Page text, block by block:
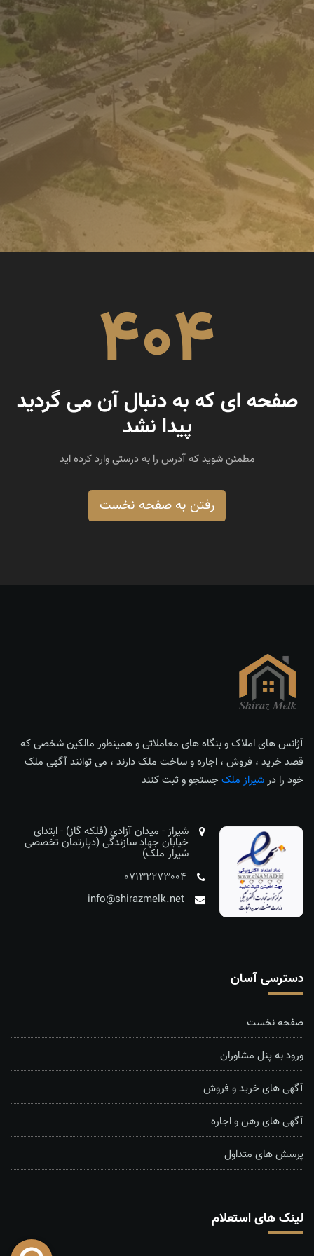
404
صفحه ای که به دنبال آن می گردید
پیدا نشد
مطمئن شوید که آدرس را به درستی وارد کرده اید
رفتن به صفحه نخست
آژانس های املاک و بنگاه های معاملاتی و همینطور مالکین شخصی که
قصد خرید ، فروش ، اجاره و ساخت ملک دارند ، می توانند آگهی ملک
خود را درشیراز ملک جستجو و ثبت کنند
شیراز - میدان آزادی (فلکه گاز) - ابتدای
خیابان جهاد سازندگی (دپارتمان تخصصی
شیراز ملک)
07132273004
info@shirazmelk.net
دسترسی آسان
صفحه نخست
ورود به پنل مشاوران
آگهی های خرید و فروش
آگهی های رهن و اجاره
پرسش های متداول
لینک های استعلام